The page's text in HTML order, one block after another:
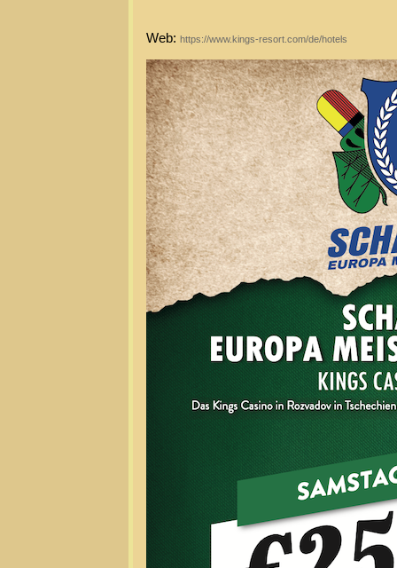
Web: https://www.kings-resort.com/de/hotels